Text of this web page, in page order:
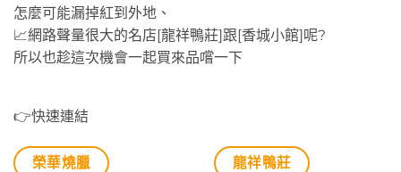
怎麼可能漏掉紅到外地、
📈網路聲量很大的名店[龍祥鴨莊]跟[香城小館]呢?
所以也趁這次機會一起買來品嚐一下
👉快速連結
榮華燒臘 龍祥鴨莊